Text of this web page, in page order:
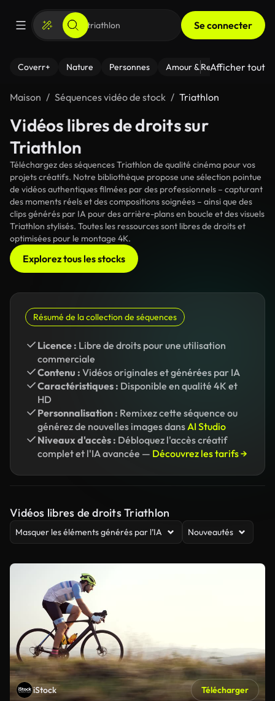
Se connecter
Coverr+ Nature Personnes Amour & Relations Le
Afficher tout
Maison Séquences vidéo de stock Triathlon
Vidéos libres de droits sur
Triathlon
Téléchargez des séquences Triathlon de qualité cinéma pour vos
projets créatifs. Notre bibliothèque propose une sélection pointue
de vidéos authentiques filmées par des professionnels – capturant
des moments réels et des compositions soignées – ainsi que des
clips générés par IA pour des arrière-plans en boucle et des visuels
Triathlon stylisés. Toutes les ressources sont libres de droits et
optimisées pour le montage 4K.
Explorez tous les stocks
Résumé de la collection de séquences
Licence : Libre de droits pour une utilisation
commerciale
Contenu : Vidéos originales et générées par IA
Caractéristiques : Disponible en qualité 4K et
HD
Personnalisation : Remixez cette séquence ou
générez de nouvelles images dansAI Studio
Niveaux d'accès : Débloquez l'accès créatif
complet et l'IA avancée — Découvrez les tarifs →
Vidéos libres de droits Triathlon
Masquer les éléments générés par l’IA Nouveautés
iStock Télécharger